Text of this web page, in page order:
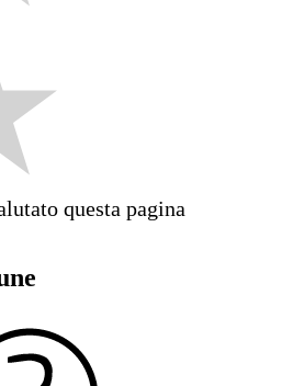
questa pagina